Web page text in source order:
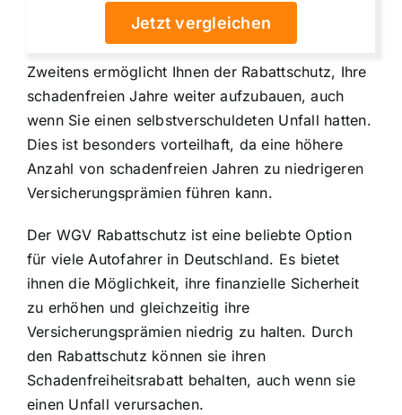
Jetzt vergleichen
Zweitens ermöglicht Ihnen der Rabattschutz, Ihre
schadenfreien Jahre weiter aufzubauen, auch
wenn Sie einen selbstverschuldeten Unfall hatten.
Dies ist besonders vorteilhaft, da eine höhere
Anzahl von schadenfreien Jahren zu niedrigeren
Versicherungsprämien führen kann.
Der WGV Rabattschutz ist eine beliebte Option
für viele Autofahrer in Deutschland. Es bietet
ihnen die Möglichkeit, ihre finanzielle Sicherheit
zu erhöhen und gleichzeitig ihre
Versicherungsprämien niedrig zu halten. Durch
den Rabattschutz können sie ihren
Schadenfreiheitsrabatt behalten, auch wenn sie
einen Unfall verursachen.